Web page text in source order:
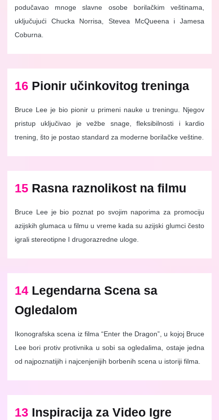
podučavao mnoge slavne osobe borilačkim veštinama,
uključujući Chucka Norrisa, Stevea McQueena i Jamesa
Coburna.
16 Pionir učinkovitog treninga
Bruce Lee je bio pionir u primeni nauke u treningu. Njegov
pristup uključivao je vežbe snage, fleksibilnosti i kardio
trening, što je postao standard za moderne borilačke veštine.
15 Rasna raznolikost na filmu
Bruce Lee je bio poznat po svojim naporima za promociju
azijskih glumaca u filmu u vreme kada su azijski glumci često
igrali stereotipne I drugorazredne uloge.
14 Legendarna Scena sa
Ogledalom
Ikonografska scena iz filma “Enter the Dragon”, u kojoj Bruce
Lee bori protiv protivnika u sobi sa ogledalima, ostaje jedna
od najpoznatijih i najcenjenijih borbenih scena u istoriji filma.
13 Inspiracija za Video Igre